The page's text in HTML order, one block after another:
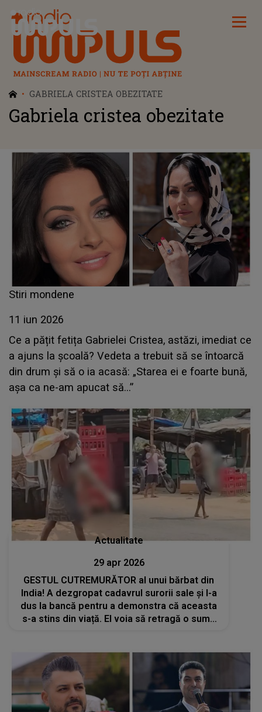
Radio Impuls
GABRIELA CRISTEA OBEZITATE
Gabriela cristea obezitate
Stiri mondene
11 iun 2026
Ce a pățit fetița Gabrielei Cristea, astăzi, imediat ce
a ajuns la școală? Vedeta a trebuit să se întoarcă
din drum și să o ia acasă: „Starea ei e foarte bună,
așa ca ne-am apucat să...”
Actualitate
29 apr 2026
GESTUL CUTREMURĂTOR al unui bărbat din
India! A dezgropat cadavrul surorii sale și l-a
dus la bancă pentru a demonstra că aceasta
s-a stins din viață. El voia să retragă o sumă